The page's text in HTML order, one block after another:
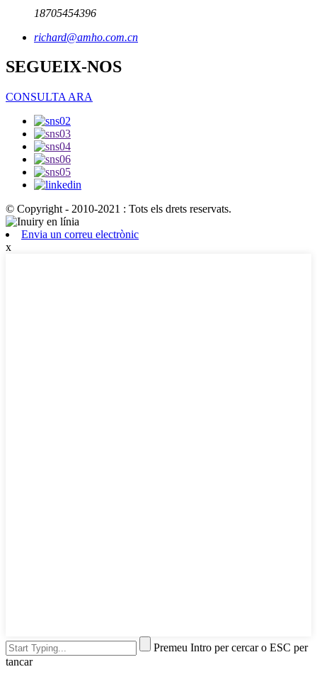
18705454396
richard@amho.com.cn
SEGUEIX-NOS
CONSULTA ARA
© Copyright - 2010-2021 : Tots els drets reservats.
Envia un correu electrònic
x
Premeu Intro per cercar o ESC per
tancar